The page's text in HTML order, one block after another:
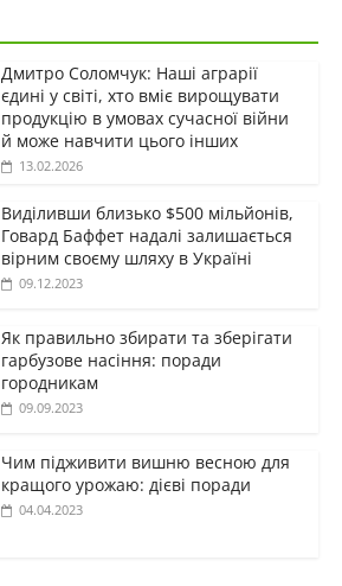
Дмитро Соломчук: Наші аграрії
єдині у світі, хто вміє вирощувати
продукцію в умовах сучасної війни
й може навчити цього інших
13.02.2026
Виділивши близько $500 мільйонів,
Говард Баффет надалі залишається
вірним своєму шляху в Україні
09.12.2023
Як правильно збирати та зберігати
гарбузове насіння: поради
городникам
09.09.2023
Чим підживити вишню весною для
кращого урожаю: дієві поради
04.04.2023